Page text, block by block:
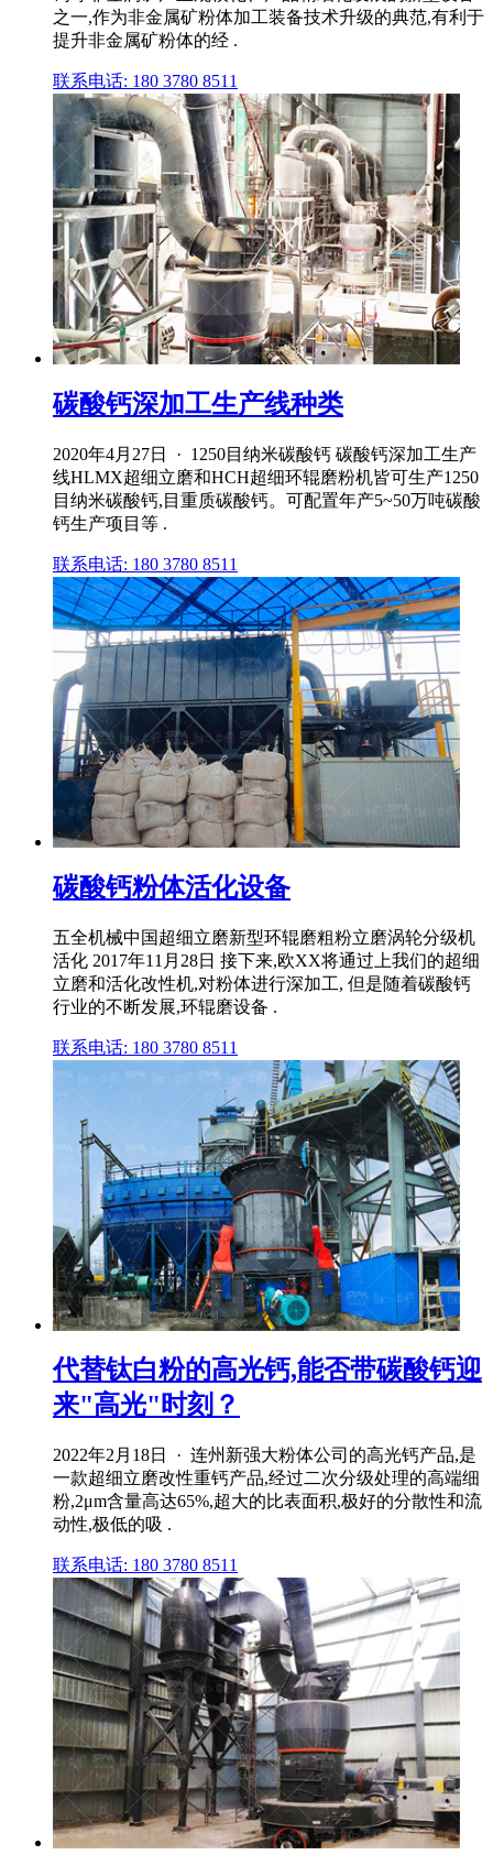
之一,作为非金属矿粉体加工装备技术升级的典范,有利于
提升非金属矿粉体的经 .
联系电话: 180 3780 8511
碳酸钙深加工生产线种类
2020年4月27日 · 1250目纳米碳酸钙 碳酸钙深加工生产
线HLMX超细立磨和HCH超细环辊磨粉机皆可生产1250
目纳米碳酸钙,目重质碳酸钙。可配置年产5~50万吨碳酸
钙生产项目等 .
联系电话: 180 3780 8511
碳酸钙粉体活化设备
五全机械中国超细立磨新型环辊磨粗粉立磨涡轮分级机
活化 2017年11月28日 接下来,欧XX将通过上我们的超细
立磨和活化改性机,对粉体进行深加工, 但是随着碳酸钙
行业的不断发展,环辊磨设备 .
联系电话: 180 3780 8511
代替钛白粉的高光钙,能否带碳酸钙迎
来"高光"时刻？
2022年2月18日 · 连州新强大粉体公司的高光钙产品,是
一款超细立磨改性重钙产品,经过二次分级处理的高端细
粉,2μm含量高达65%,超大的比表面积,极好的分散性和流
动性,极低的吸 .
联系电话: 180 3780 8511